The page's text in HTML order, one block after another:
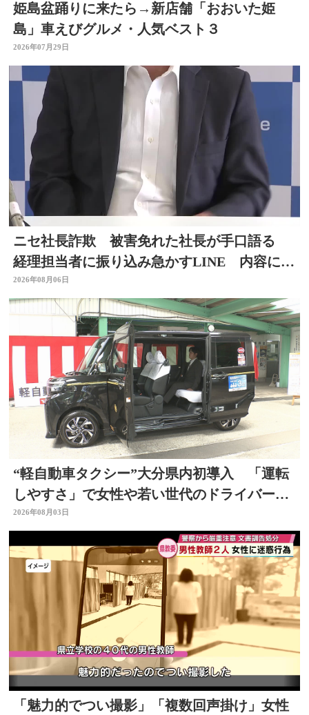
姫島盆踊りに来たら→新店舗「おおいた姫
島」車えびグルメ・人気ベスト３
2026年07月29日
ニセ社長詐欺 被害免れた社長が手口語る
経理担当者に振り込み急かすLINE 内容に不
信感 大分
2026年08月06日
“軽自動車タクシー”大分県内初導入 「運転
しやすさ」で女性や若い世代のドライバー確
保へ
2026年08月03日
「魅力的でつい撮影」「複数回声掛け」女性